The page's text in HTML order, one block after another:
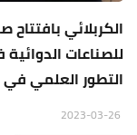
الكربلائي
للصناعات
التطور العلمي في